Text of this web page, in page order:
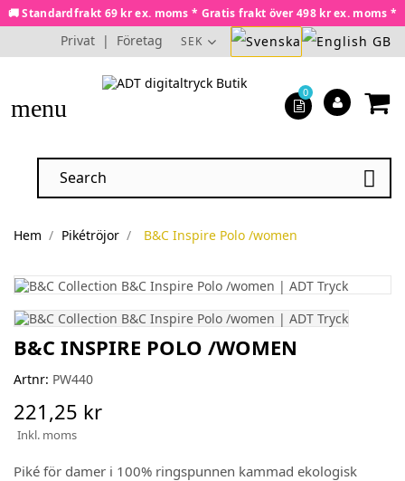
🚚 Standardfrakt 69 kr ex. moms * Gratis frakt över 498 kr ex. moms *
Privat | Företag SEK
menu

0
Hem Pikétröjor B&C Inspire Polo /women
B&C INSPIRE POLO /WOMEN
Artnr: PW440
221,25 kr
Inkl. moms
Piké för damer i 100% ringspunnen kammad ekologisk